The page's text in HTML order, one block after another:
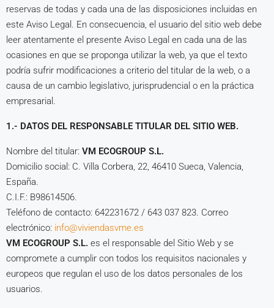
reservas de todas y cada una de las disposiciones incluidas en
este Aviso Legal. En consecuencia, el usuario del sitio web debe
leer atentamente el presente Aviso Legal en cada una de las
ocasiones en que se proponga utilizar la web, ya que el texto
podría sufrir modificaciones a criterio del titular de la web, o a
causa de un cambio legislativo, jurisprudencial o en la práctica
empresarial.
1.- DATOS DEL RESPONSABLE TITULAR DEL SITIO WEB.
Nombre del titular: VM ECOGROUP S.L.
Domicilio social: C. Villa Corbera, 22, 46410 Sueca, Valencia,
España.
C.I.F.: B98614506.
Teléfono de contacto: 642231672 / 643 037 823. Correo
electrónico: info@viviendasvme.es
VM ECOGROUP S.L. es el responsable del Sitio Web y se
compromete a cumplir con todos los requisitos nacionales y
europeos que regulan el uso de los datos personales de los
usuarios.